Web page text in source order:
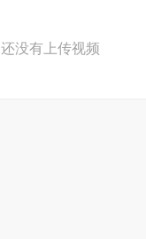
还没有上传视频